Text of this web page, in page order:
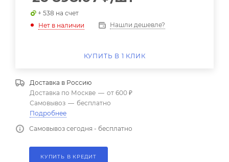
+ 538 на счет
Нет в наличии
Нашли дешевле?
КУПИТЬ В 1 КЛИК
Доставка в Россию
Доставка по Москве — от 600 ₽
Самовывоз — бесплатно
Подробнее
Самовывоз сегодня - бесплатно
КУПИТЬ В КРЕДИТ